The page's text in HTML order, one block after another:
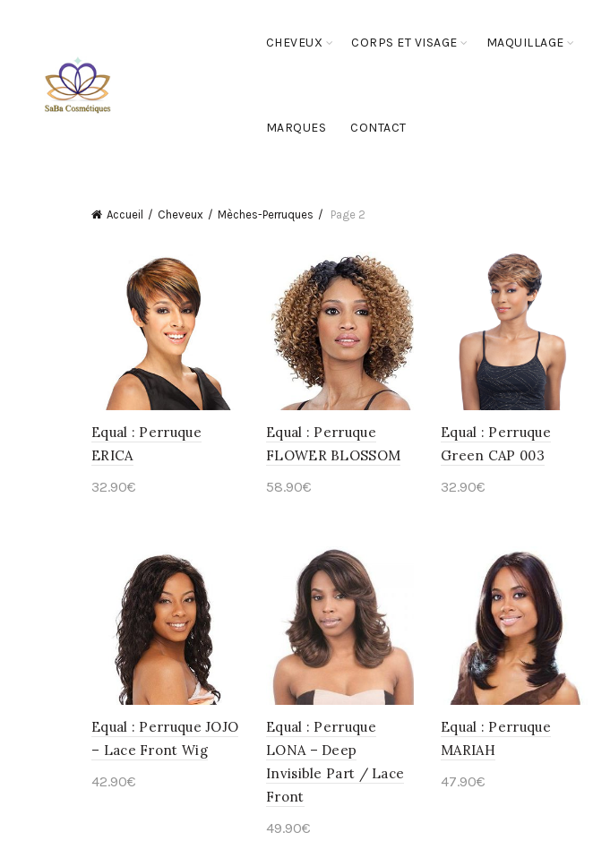
CHEVEUX CORPS ET VISAGE MAQUILLAGE
MARQUES CONTACT
Accueil Cheveux Mèches-Perruques Page 2
Equal : Perruque
ERICA
32.90€
Equal : Perruque
FLOWER BLOSSOM
58.90€
Equal : Perruque
Green CAP 003
32.90€
Equal : Perruque JOJO
– Lace Front Wig
42.90€
Equal : Perruque
LONA – Deep
Invisible Part / Lace
Front
49.90€
Equal : Perruque
MARIAH
47.90€